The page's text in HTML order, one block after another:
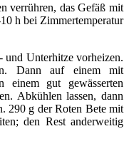
verrühren, das Gefäß mit
h bei Zimmertemperatur
und Unterhitze vorheizen.
Dann auf einem mit
einem gut gewässerten
Abkühlen lassen, dann
290 g der Roten Bete mit
den Rest anderweitig